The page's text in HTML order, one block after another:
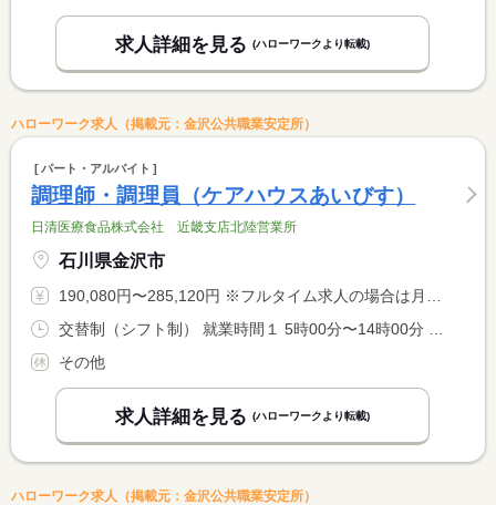
求人詳細を見る (ハローワークより転載)
ハローワーク求人（掲載元：金沢公共職業安定所）
パート・アルバイト
調理師・調理員（ケアハウスあいびす）
日清医療食品株式会社 近畿支店北陸営業所
石川県金沢市
190,080円〜285,120円 ※フルタイム求人の場合は月額（換算額）、パート求人の場合は時間額を表示しています。
その他
求人詳細を見る (ハローワークより転載)
ハローワーク求人（掲載元：金沢公共職業安定所）